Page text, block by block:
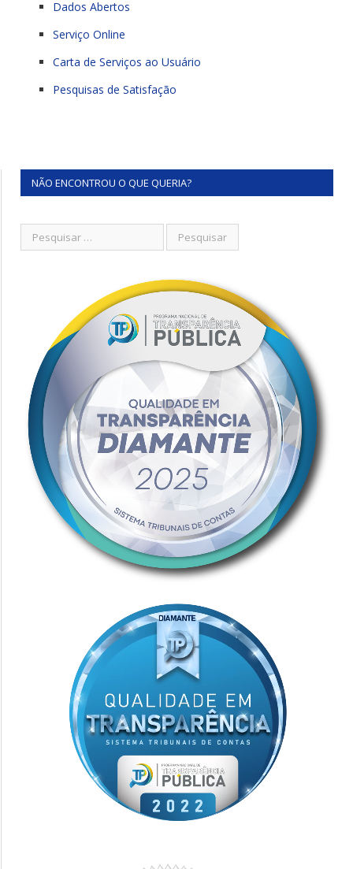
Dados Abertos
Serviço Online
Carta de Serviços ao Usuário
Pesquisas de Satisfação
NÃO ENCONTROU O QUE QUERIA?